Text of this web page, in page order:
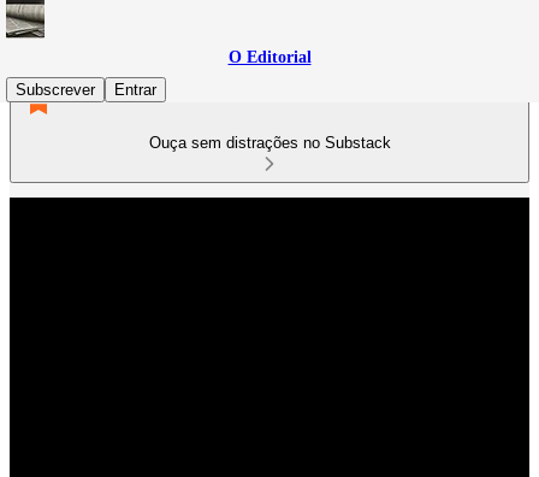
O Editorial
Subscrever
Entrar
Ouça sem distrações no Substack